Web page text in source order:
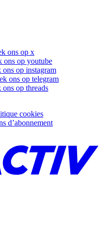
ons op x
ons op youtube
ons op instagram
ons op telegram
ons op threads
cookies
d’abonnement